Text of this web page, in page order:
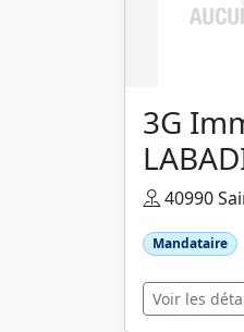
3G
40990
Mandataire
Voir les